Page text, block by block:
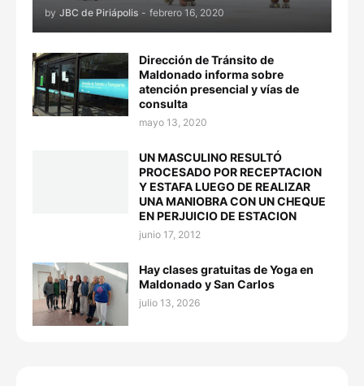
by JBC de Piriápolis - febrero 16, 2020
Dirección de Tránsito de
Maldonado informa sobre
atención presencial y vías de
consulta
mayo 13, 2020
UN MASCULINO RESULTÓ
PROCESADO POR RECEPTACION
Y ESTAFA LUEGO DE REALIZAR
UNA MANIOBRA CON UN CHEQUE
EN PERJUICIO DE ESTACION
junio 17, 2012
Hay clases gratuitas de Yoga en
Maldonado y San Carlos
julio 13, 2026